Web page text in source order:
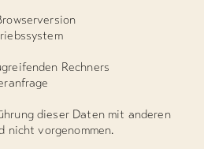
Rechners
dieser Daten mit anderen
nicht vorgenommen.